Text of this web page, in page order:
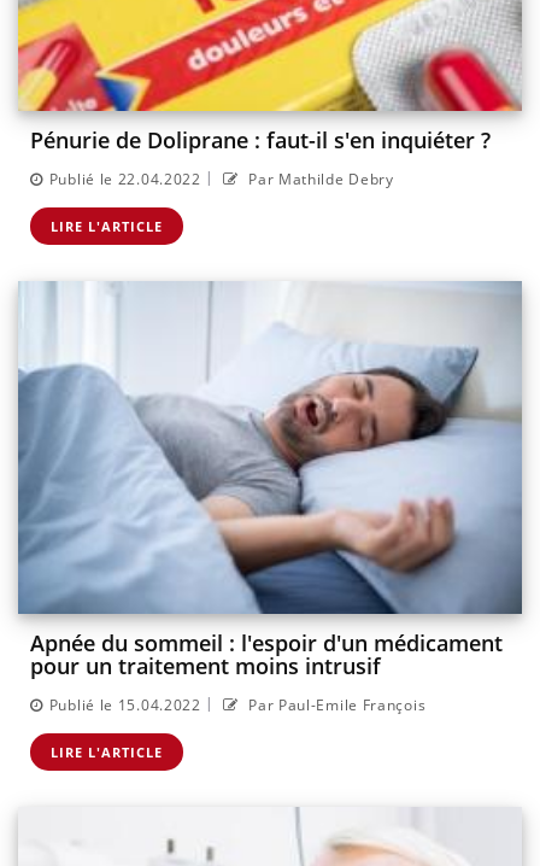
Pénurie de Doliprane : faut-il s'en inquiéter ?
Publié le 22.04.2022 | Par Mathilde Debry
LIRE L'ARTICLE
Apnée du sommeil : l'espoir d'un médicament
pour un traitement moins intrusif
Publié le 15.04.2022 | Par Paul-Emile François
LIRE L'ARTICLE